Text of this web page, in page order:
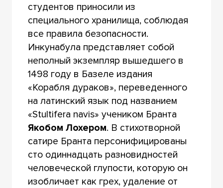
студентов приносили из
специального хранилища, соблюдая
все правила безопасности.
Инкунабула представляет собой
неполный экземпляр вышедшего в
1498 году в Базеле издания
«Корабля дураков», переведенного
на латинский язык под названием
«Stultifera navis» учеником Бранта
Якобом Лохером. В стихотворной
сатире Бранта персонифицированы
сто одиннадцать разновидностей
человеческой глупости, которую он
изобличает как грех, удаление от